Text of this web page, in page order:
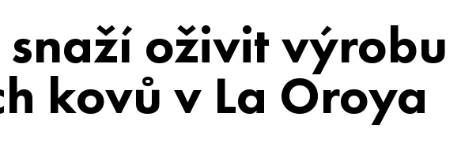
oživit výrobu
kovů v La Oroya